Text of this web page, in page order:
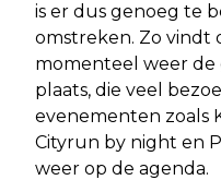
is er dus genoeg te
omstreken. Zo vindt
momenteel weer de
plaats, die veel
evenementen zoals
Cityrun by night en
weer op de agenda.